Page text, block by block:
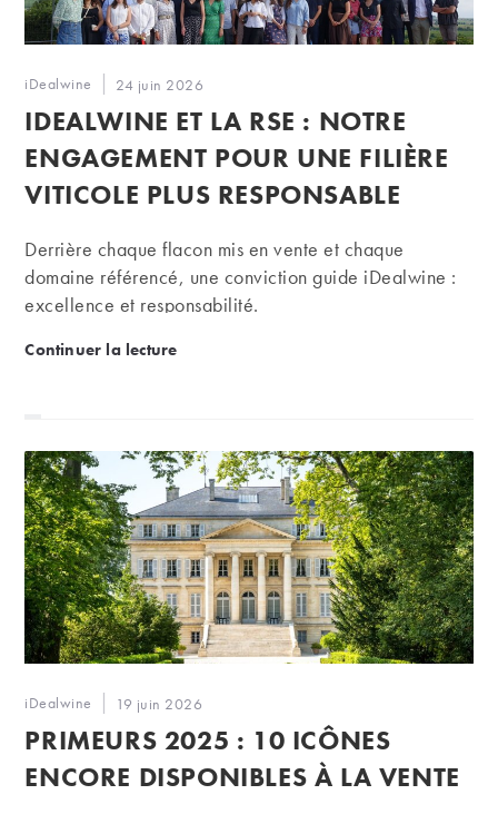
Auteur/autrice
publication :
iDealwine
Publication
publiée :
24 juin 2026
IDEALWINE ET LA RSE : NOTRE
ENGAGEMENT POUR UNE FILIÈRE
VITICOLE PLUS RESPONSABLE
Derrière chaque flacon mis en vente et chaque
domaine référencé, une conviction guide iDealwine :
excellence et responsabilité.
Continuer la lectureiDealwine et la RSE : notre engagement pour une
Auteur/autrice
la
publication :
iDealwine
Publication
publiée :
19 juin 2026
PRIMEURS 2025 : 10 ICÔNES
ENCORE DISPONIBLES À LA VENTE